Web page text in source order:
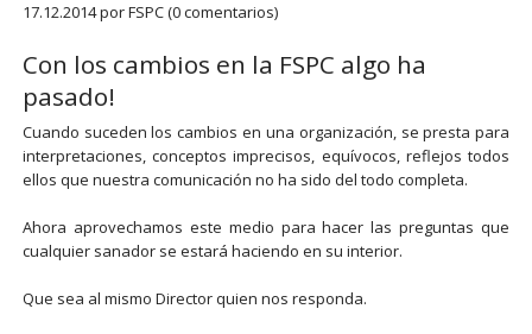
17.12.2014por FSPC (0 comentarios)
Con los cambios en la FSPC algo ha
pasado!
Cuando suceden los cambios en una organización, se presta para
interpretaciones, conceptos imprecisos, equívocos, reflejos todos
ellos que nuestra comunicación no ha sido del todo completa.
Ahora aprovechamos este medio para hacer las preguntas que
cualquier sanador se estará haciendo en su interior.
Que sea al mismo Director quien nos responda.